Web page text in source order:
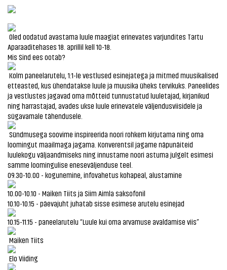
Oled oodatud avastama luule maagiat erinevates varjundites Tartu
Aparaaditehases 18. aprillil kell 10-18.
Mis Sind ees ootab?
Kolm paneelarutelu, 1:1-le vestlused esinejatega ja mitmed muusikalised
etteasted, kus ühendatakse luule ja muusika üheks tervikuks. Paneelides
ja vestlustes jagavad oma mõtteid tunnustatud luuletajad, kirjanikud
ning harrastajad, avades ukse luule erinevatele väljendusviisidele ja
sügavamale tähendusele.
Sündmusega soovime inspireerida noori rohkem kirjutama ning oma
loomingut maailmaga jagama. Konverentsil jagame näpunäiteid
luulekogu väljaandmiseks ning innustame noori astuma julgelt esimesi
samme loomingulise eneseväljenduse teel.
09.30-10.00 - kogunemine, infovahetus kohapeal, alustamine
10.00-10.10 - Maiken Tiits ja Siim Aimla saksofonil
10.10-10.15 - päevajuht juhatab sisse esimese arutelu esinejad
10.15-11.15 - paneelarutelu “Luule kui oma arvamuse avaldamise viis”
Maiken Tiits
Elo Viiding